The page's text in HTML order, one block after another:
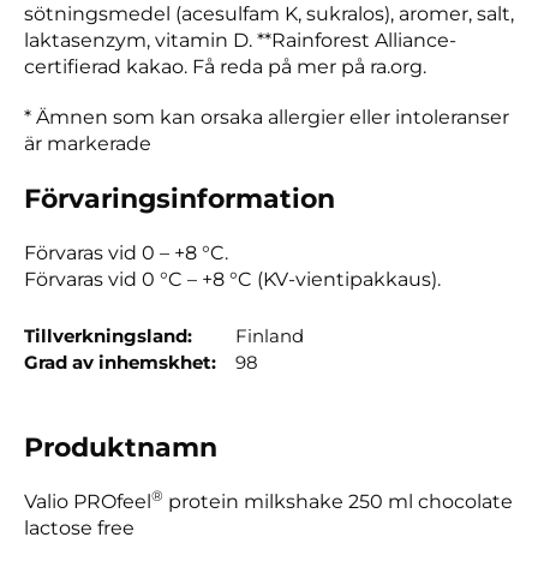
sötningsmedel (acesulfam K, sukralos), aromer, salt,
laktasenzym, vitamin D. **Rainforest Alliance-
certifierad kakao. Få reda på mer på ra.org.
* Ämnen som kan orsaka allergier eller intoleranser
är markerade
Förvaring­sin­formation
Förvaras vid 0 – +8 °C.
Förvaras vid 0 °C – +8 °C (KV-vientipakkaus).
Tillverkningsland
Finland
Grad av inhemskhet
98
Produktnamn
Valio PROfeel® protein milkshake 250 ml chocolate
lactose free